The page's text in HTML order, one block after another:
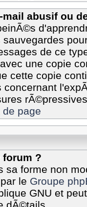
mail abusif ou
de ce
une copie
cette copie
de page
forum ?
sa forme non
le Groupe
GNU et